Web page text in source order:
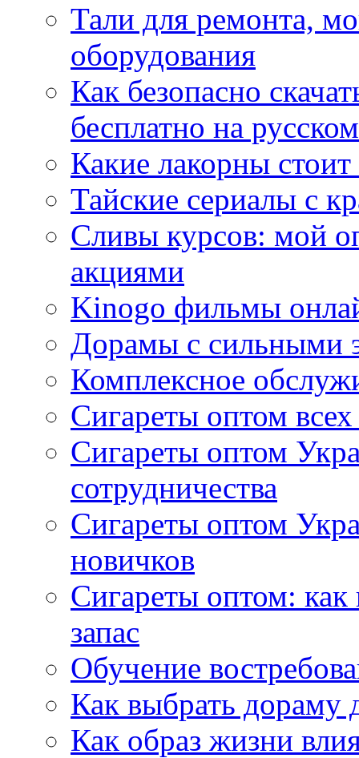
Тали для ремонта,
оборудования
Как безопасно
бесплатно на
Какие лакорны
Тайские сериалы с
Сливы курсов: мой
акциями
Kinogo фильмы
Дорамы с сильными
Комплексное
Сигареты оптом
Сигареты оптом
сотрудничества
Сигареты оптом
новичков
Сигареты оптом:
запас
Обучение
Как выбрать дораму
Как образ жизни